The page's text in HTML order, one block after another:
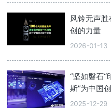
风铃无声
创的力量
2026-01-13
“坚如磐石“
斯”为中国
2025-12-29